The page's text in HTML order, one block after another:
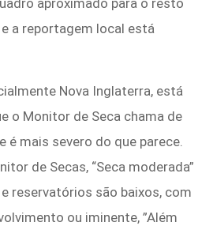
aproximado para o resto
a reportagem local está
Nova Inglaterra, está
o Monitor de Seca chama de
é mais severo do que parece.
de Secas, “Seca moderada”
reservatórios são baixos, com
ou iminente, ”Além